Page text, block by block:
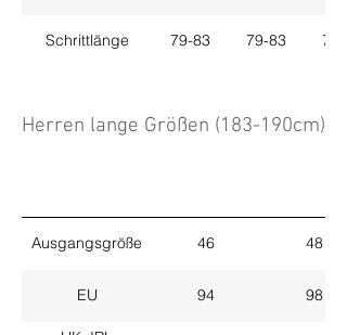
Schrittlänge 79-83 79-83 79-
Herren lange Größen (183-190cm)
Ausgangsgröße 46 48
EU 94 98